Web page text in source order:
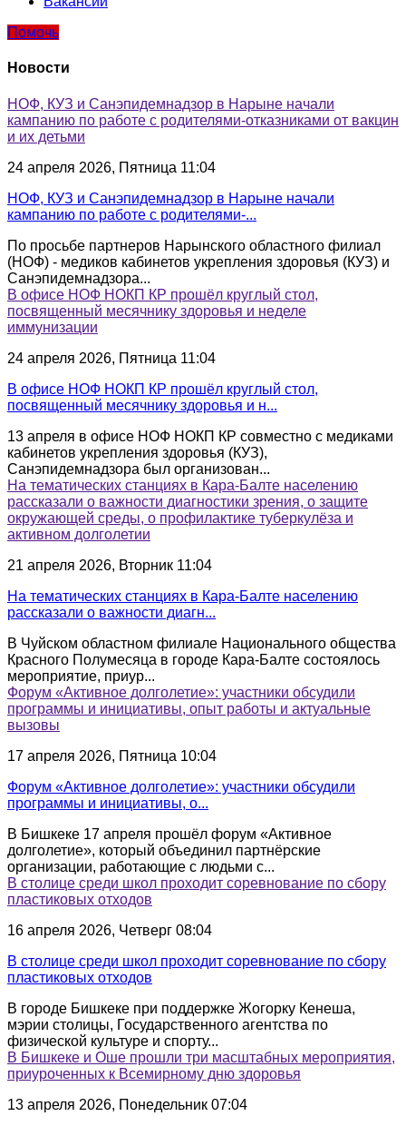
Помочь
Новости
НОФ, КУЗ и Санэпидемнадзор в Нарыне начали
кампанию по работе с родителями-отказниками от вакцин
и их детьми
24 апреля 2026, Пятница 11:04
НОФ, КУЗ и Санэпидемнадзор в Нарыне начали
кампанию по работе с родителями-...
По просьбе партнеров Нарынского областного филиал
(НОФ) - медиков кабинетов укрепления здоровья (КУЗ) и
Санэпидемнадзора...
В офисе НОФ НОКП КР прошёл круглый стол,
посвященный месячнику здоровья и неделе
иммунизации
24 апреля 2026, Пятница 11:04
В офисе НОФ НОКП КР прошёл круглый стол,
посвященный месячнику здоровья и н...
13 апреля в офисе НОФ НОКП КР совместно с медиками
кабинетов укрепления здоровья (КУЗ),
Санэпидемнадзора был организован...
На тематических станциях в Кара-Балте населению
рассказали о важности диагностики зрения, о защите
окружающей среды, о профилактике туберкулёза и
активном долголетии
21 апреля 2026, Вторник 11:04
На тематических станциях в Кара-Балте населению
рассказали о важности диагн...
В Чуйском областном филиале Национального общества
Красного Полумесяца в городе Кара-Балте состоялось
мероприятие, приур...
Форум «Активное долголетие»: участники обсудили
программы и инициативы, опыт работы и актуальные
вызовы
17 апреля 2026, Пятница 10:04
Форум «Активное долголетие»: участники обсудили
программы и инициативы, о...
В Бишкеке 17 апреля прошёл форум «Активное
долголетие», который объединил партнёрские
организации, работающие с людьми с...
В столице среди школ проходит соревнование по сбору
пластиковых отходов
16 апреля 2026, Четверг 08:04
В столице среди школ проходит соревнование по сбору
пластиковых отходов
В городе Бишкеке при поддержке Жогорку Кенеша,
мэрии столицы, Государственного агентства по
физической культуре и спорту...
В Бишкеке и Оше прошли три масштабных мероприятия,
приуроченных к Всемирному дню здоровья
13 апреля 2026, Понедельник 07:04